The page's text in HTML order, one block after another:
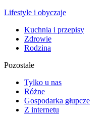
Lifestyle i obyczaje
Kuchnia i przepisy
Zdrowie
Rodzina
Pozostałe
Tylko u nas
Różne
Gospodarka głupcze
Z internetu